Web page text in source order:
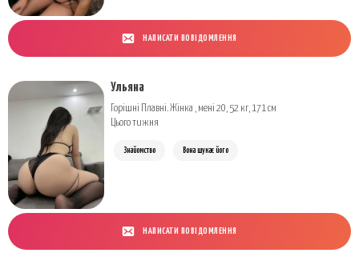
НАПИСАТИ ПОВІДОМЛЕННЯ
Ульяна
Горішні Плавні. Жінка , мені 20, 52 кг, 171 см
Цього тижня
Знайомство Вона шукає його
НАПИСАТИ ПОВІДОМЛЕННЯ